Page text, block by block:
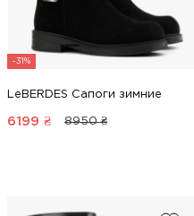
-31%
LeBERDES Сапоги зимние
6199 ₴ 8950 ₴